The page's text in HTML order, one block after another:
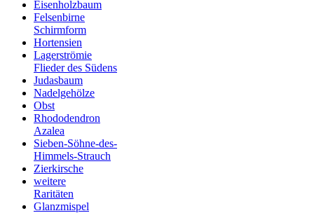
Eisenholzbaum
Felsenbirne
Schirmform
Hortensien
Lagerströmie
Flieder des Südens
Judasbaum
Nadelgehölze
Obst
Rhododendron
Azalea
Sieben-Söhne-des-
Himmels-Strauch
Zierkirsche
weitere
Raritäten
Glanzmispel